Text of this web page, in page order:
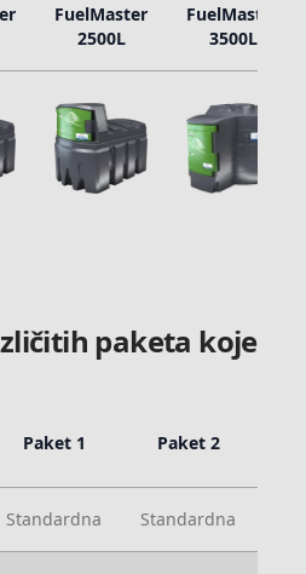
FuelMaster
2500L
FuelMaster
3500L
paketa koje
Paket 1 Paket 2
Standardna Standardna